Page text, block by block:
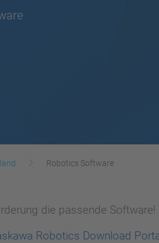
Robotics Software
die passende
Robotics Download